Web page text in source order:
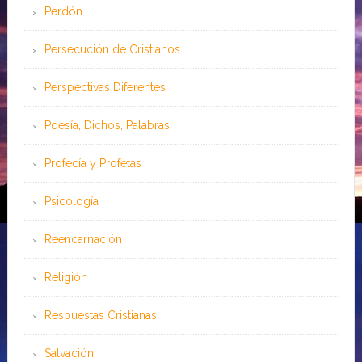
Perdón
Persecución de Cristianos
Perspectivas Diferentes
Poesía, Dichos, Palabras
Profecía y Profetas
Psicología
Reencarnación
Religión
Respuestas Cristianas
Salvación